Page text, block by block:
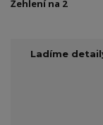
Žehlení na 2
Ladíme